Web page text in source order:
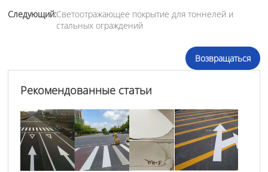
Следующий:Светоотражающее покрытие для тоннелей и
стальных ограждений
Возвращаться
Рекомендованные статьи